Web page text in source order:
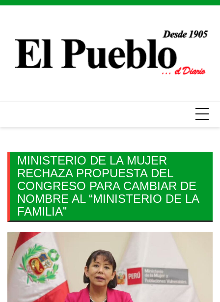
Skip
MINISTERIO DE LA MUJER
RECHAZA PROPUESTA DEL
CONGRESO PARA CAMBIAR DE
NOMBRE AL “MINISTERIO DE LA
FAMILIA”